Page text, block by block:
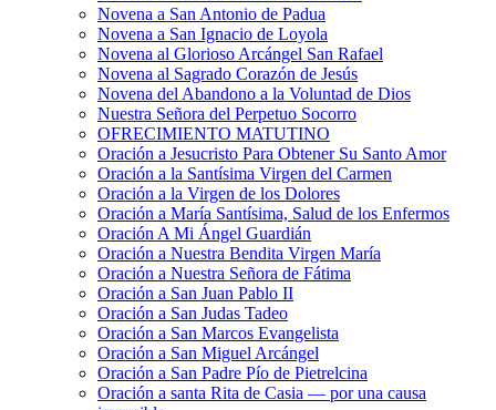
Novena a San Antonio de Padua
Novena a San Ignacio de Loyola
Novena al Glorioso Arcángel San Rafael
Novena al Sagrado Corazón de Jesús
Novena del Abandono a la Voluntad de Dios
Nuestra Señora del Perpetuo Socorro
OFRECIMIENTO MATUTINO
Oración a Jesucristo Para Obtener Su Santo Amor
Oración a la Santísima Virgen del Carmen
Oración a la Virgen de los Dolores
Oración a María Santísima, Salud de los Enfermos
Oración A Mi Ángel Guardián
Oración a Nuestra Bendita Virgen María
Oración a Nuestra Señora de Fátima
Oración a San Juan Pablo II
Oración a San Judas Tadeo
Oración a San Marcos Evangelista
Oración a San Miguel Arcángel
Oración a San Padre Pío de Pietrelcina
Oración a santa Rita de Casia — por una causa